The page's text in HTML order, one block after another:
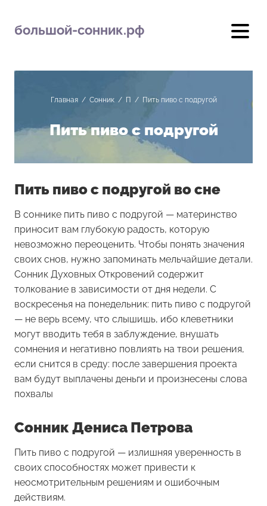
большой-сонник.рф
Главная/ Сонник/ П / Пить пиво с подругой
Пить пиво с подругой
Пить пиво с подругой во сне
В соннике пить пиво с подругой — материнство
приносит вам глубокую радость, которую
невозможно переоценить. Чтобы понять значения
своих снов, нужно запоминать мельчайшие детали.
Сонник Духовных Откровений содержит
толкование в зависимости от дня недели. С
воскресенья на понедельник: пить пиво с подругой
— не верь всему, что слышишь, ибо клеветники
могут вводить тебя в заблуждение, внушать
сомнения и негативно повлиять на твои решения,
если снится в среду: после завершения проекта
вам будут выплачены деньги и произнесены слова
похвалы
Сонник Дениса Петрова
Пить пиво с подругой — излишняя уверенность в
своих способностях может привести к
неосмотрительным решениям и ошибочным
действиям.